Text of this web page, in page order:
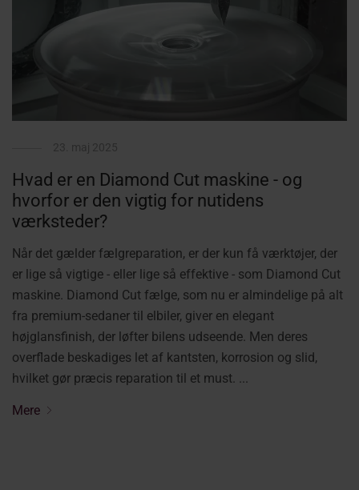
Hvad er en Diamond Cut maskine - og
hvorfor er den vigtig for nutidens
værksteder?
Når det gælder fælgreparation, er der kun få værktøjer, der
er lige så vigtige - eller lige så effektive - som Diamond Cut
maskine. Diamond Cut fælge, som nu er almindelige på alt
fra premium-sedaner til elbiler, giver en elegant
højglansfinish, der løfter bilens udseende. Men deres
overflade beskadiges let af kantsten, korrosion og slid,
hvilket gør præcis reparation til et must. ...
Mere